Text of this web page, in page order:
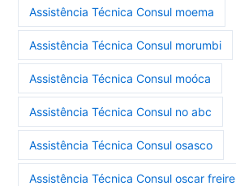
Assistência Técnica Consul moema
Assistência Técnica Consul morumbi
Assistência Técnica Consul moóca
Assistência Técnica Consul no abc
Assistência Técnica Consul osasco
Assistência Técnica Consul oscar freire